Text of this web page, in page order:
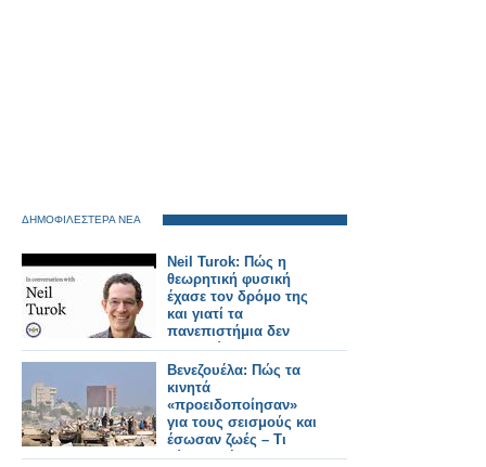
ΔΗΜΟΦΙΛΕΣΤΕΡΑ ΝΕΑ
Neil Turok: Πώς η
θεωρητική φυσική
έχασε τον δρόμο της
και γιατί τα
πανεπιστήμια δεν
ενθαρρύνουν την
πρωτοτυπία
Βενεζουέλα: Πώς τα
κινητά
«προειδοποίησαν»
για τους σεισμούς και
έσωσαν ζωές – Τι
κύματα «έπιασαν»